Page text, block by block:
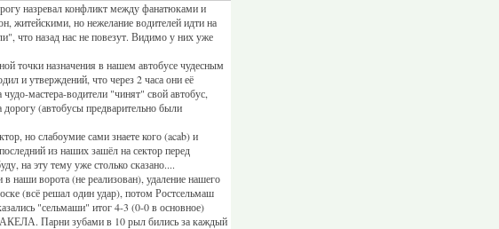
назревал конфликт между фанатюками и
житейскими, но нежелание водителей идти на
что назад нас не повезут. Видимо у них уже
точки назначения в нашем автобусе чудесным
и утверждений, что через 2 часа они её
мастера-водители "чинят" свой автобус,
(автобусы предварительно были
но слабоумие сами знаете кого (acab) и
из наших зашёл на сектор перед
на эту тему уже столько сказано....
наши ворота (не реализован), удаление нашего
(всё решал один удар), потом Ростсельмаш
"сельмаши" итог 4-3 (0-0 в основное)
Парни зубами в 10 рыл бились за каждый